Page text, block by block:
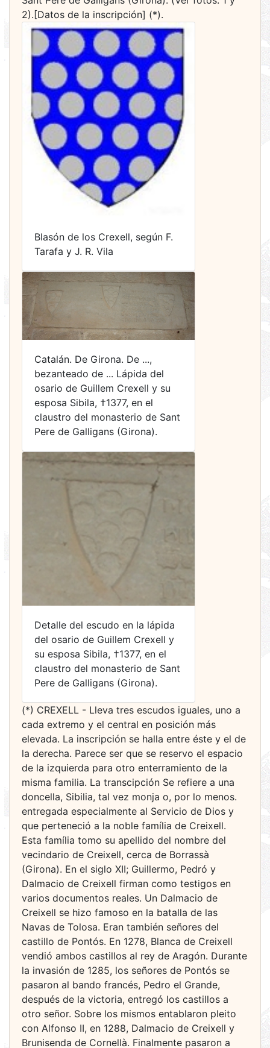
2).[Datos de la inscripción] (*).
Blasón de los Crexell, según F.
Tarafa y J. R. Vila
Catalán. De Girona. De ...,
bezanteado de ... Lápida del
osario de Guillem Crexell y su
esposa Sibila, †1377, en el
claustro del monasterio de Sant
Pere de Galligans (Girona).
Detalle del escudo en la lápida
del osario de Guillem Crexell y
su esposa Sibila, †1377, en el
claustro del monasterio de Sant
Pere de Galligans (Girona).
(*) CREXELL - Lleva tres escudos iguales, uno a
cada extremo y el central en posición más
elevada. La inscripción se halla entre éste y el de
la derecha. Parece ser que se reservo el espacio
de la izquierda para otro enterramiento de la
misma familia. La transcipción Se refiere a una
doncella, Sibilia, tal vez monja o, por lo menos.
entregada especialmente al Servicio de Dios y
que perteneció a la noble família de Creixell.
Esta família tomo su apellido del nombre del
vecindario de Creixell, cerca de Borrassà
(Girona). En el siglo XII; Guillermo, Pedró y
Dalmacio de Creixell firman como testigos en
varios documentos reales. Un Dalmacio de
Creixell se hizo famoso en la batalla de las
Navas de Tolosa. Eran también señores del
castillo de Pontós. En 1278, Blanca de Creixell
vendió ambos castillos al rey de Aragón. Durante
la invasión de 1285, los señores de Pontós se
pasaron al bando francés, Pedro el Grande,
después de la victoria, entregó los castillos a
otro señor. Sobre los mismos entablaron pleito
con Alfonso II, en 1288, Dalmacio de Creixell y
Brunisenda de Cornellà. Finalmente pasaron a